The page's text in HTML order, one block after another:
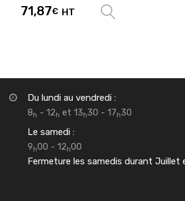
71,87€ HT
Du lundi au vendredi :
8h - 12h et 13h30 - 17h30
Le samedi :
9h00 - 12h00
Fermeture les samedis durant Juillet